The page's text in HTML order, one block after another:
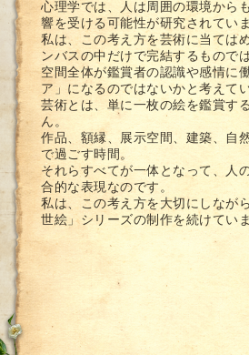
心理学では、人は周囲の環境から
響を受ける可能性が研究されていま
私は、この考え方を芸術に当ては
ンバスの中だけで完結するもので
空間全体が鑑賞者の認識や感情に
ア」になるのではないかと考えて
芸術とは、単に一枚の絵を鑑賞す
ん。
作品、額縁、展示空間、建築、自
で過ごす時間。
それらすべてが一体となって、人
合的な表現なのです。
私は、この考え方を大切にしなが
世絵」シリーズの制作を続けていま